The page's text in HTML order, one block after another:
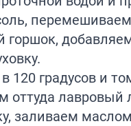
120 градусов и
оттуда
заливаем